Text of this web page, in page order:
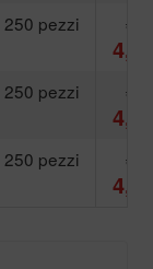
250 pezzi
250 pezzi
250 pezzi